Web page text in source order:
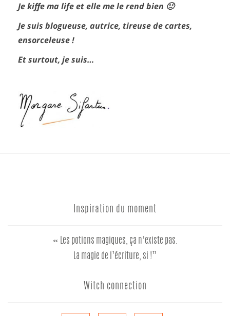
Je kiffe ma life et elle me le rend bien 🙂
Je suis blogueuse, autrice, tireuse de cartes,
ensorceleuse !
Et surtout, je suis…
Inspiration du moment
« Les potions magiques, ça n’existe pas.
La magie de l’écriture, si !”
Witch connection